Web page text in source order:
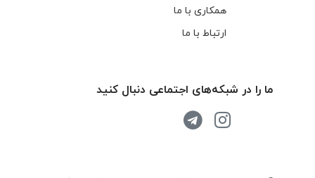
همکاری با ما
ارتباط با ما
ما را در شبکه‌های اجتماعی دنبال کنید